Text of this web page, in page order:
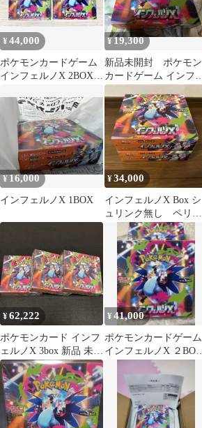
¥44,000
ポケモンカードゲーム
インフェルノX 2BOX
¥19,300
新品未開封 ポケモン
カードゲーム インフェ
ルノX 1BOX 【シュリ
ンクなし】
¥16,000
インフェルノX 1BOX
¥34,000
インフェルノX Box シ
ュリンク無し ペリペ
リ有 未開封 新品
¥62,222
ポケモンカード インフ
ェルノX 3box 新品 未開
封 シュリンク付き
¥41,000
ポケモンカードゲーム
インフェルノX ２BOX
シュリンク付き